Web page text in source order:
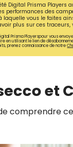
Digital Prisma Players
performances des
laquelle vous le faites
plus sur ces traceurs,
Prisma Playerspour vous
en utilisant le lien de
prenez connaissance de notre
et
comprendre